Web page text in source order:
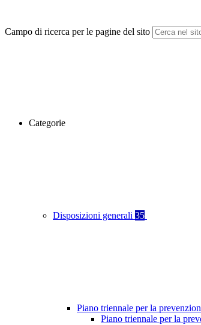
Campo di ricerca per le pagine del sito
Categorie
Disposizioni generali 35
Piano triennale per la
Piano triennale per la